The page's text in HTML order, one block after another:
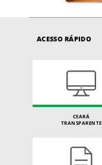
ACESSO RÁPIDO
CEARÁ
TRANSPARENTE